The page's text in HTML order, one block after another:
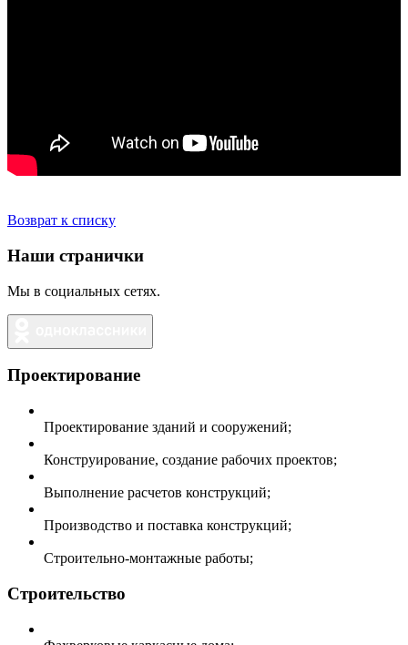
Возврат к списку
Наши странички
Мы в социальных сетях.
Проектирование
Проектирование зданий и сооружений;
Конструирование, создание рабочих проектов;
Выполнение расчетов конструкций;
Производство и поставка конструкций;
Строительно-монтажные работы;
Строительство